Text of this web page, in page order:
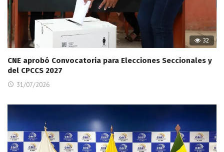
32
CNE aprobó Convocatoria para Elecciones Seccionales y
del CPCCS 2027
31/07/2026